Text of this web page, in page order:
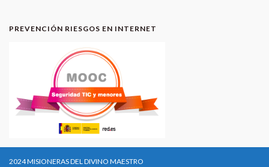
PREVENCIÓN RIESGOS EN INTERNET
2024 MISIONERAS DEL DIVINO MAESTRO